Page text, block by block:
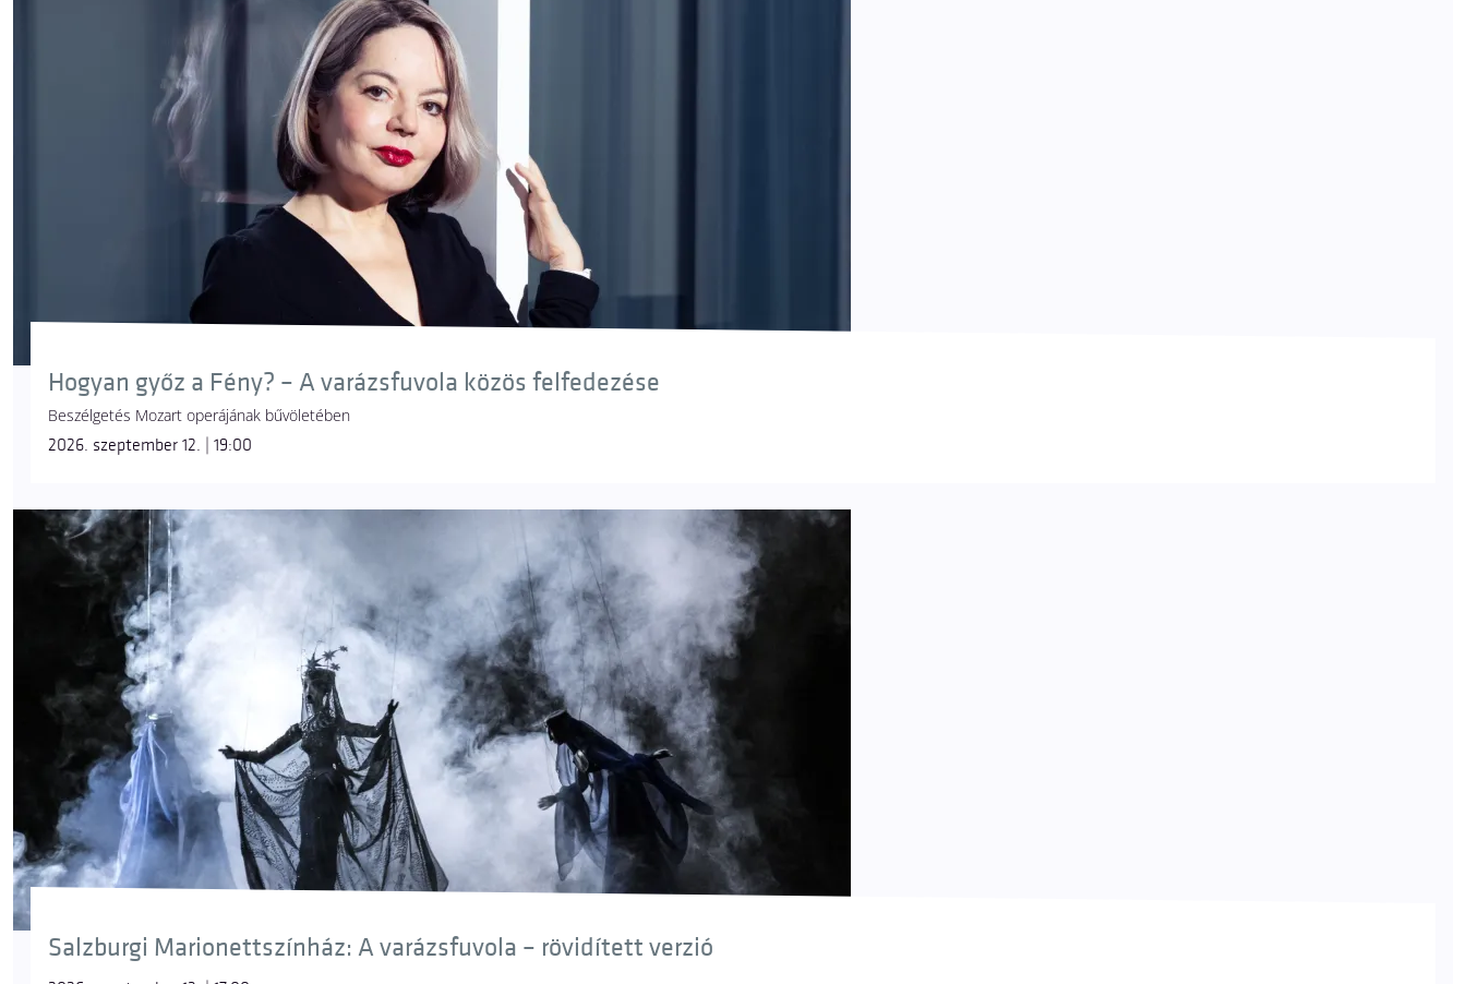
Hogyan győz a Fény? – A varázsfuvola közös felfedezése
Beszélgetés Mozart operájának bűvöletében
2026. szeptember 12. | 19:00
Salzburgi Marionettszínház: A varázsfuvola – rövidített verzió